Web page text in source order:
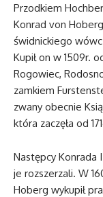
Przodkiem
Konrad von
świdnickiego
Kupił on w 1509r.
Rogowiec,
zamkiem
zwany obecnie
która zaczęła od
Następcy Konrada
je rozszerzali. W
Hoberg wykupił